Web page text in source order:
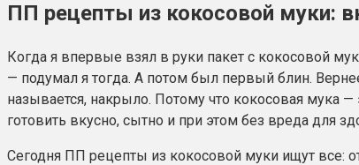
ПП рецепты из кокосовой муки:
Когда я впервые взял в руки пакет с кокосовой
— подумал я тогда. А потом был первый блин.
называется, накрыло. Потому что кокосовая мука
готовить вкусно, сытно и при этом без вреда для
Сегодня ПП рецепты из кокосовой муки ищут все: